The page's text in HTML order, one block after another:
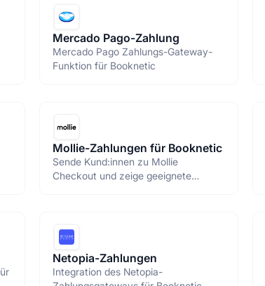
Mercado Pago-Zahlung
Mercado Pago Zahlungs-Gateway-
Funktion für Booknetic
Mollie-Zahlungen für Booknetic
Sende Kund:innen zu Mollie
Checkout und zeige geeignete
Netopia-Zahlungen
Integration des Netopia-